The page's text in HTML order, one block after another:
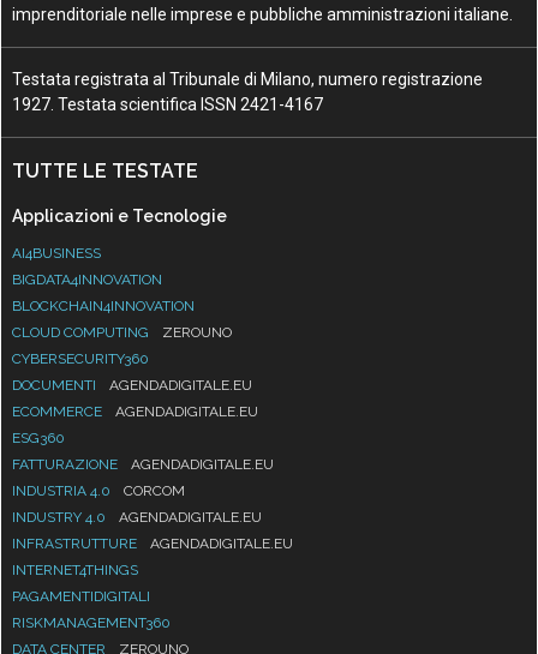
imprenditoriale nelle imprese e pubbliche amministrazioni italiane.
Testata registrata al Tribunale di Milano, numero registrazione
1927. Testata scientifica ISSN 2421-4167
TUTTE LE TESTATE
Applicazioni e Tecnologie
AI4BUSINESS
BIGDATA4INNOVATION
BLOCKCHAIN4INNOVATION
CLOUD COMPUTING
ZEROUNO
CYBERSECURITY360
DOCUMENTI
AGENDADIGITALE.EU
ECOMMERCE
AGENDADIGITALE.EU
ESG360
FATTURAZIONE
AGENDADIGITALE.EU
INDUSTRIA 4.0
CORCOM
INDUSTRY 4.0
AGENDADIGITALE.EU
INFRASTRUTTURE
AGENDADIGITALE.EU
INTERNET4THINGS
PAGAMENTIDIGITALI
RISKMANAGEMENT360
DATA CENTER
ZEROUNO